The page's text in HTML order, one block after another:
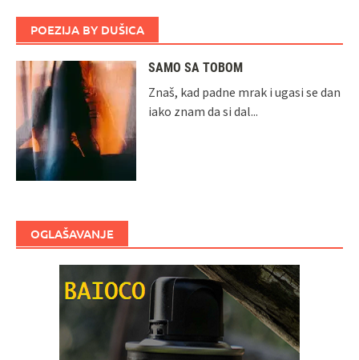
POEZIJA BY DUŠICA
SAMO SA TOBOM
Znaš, kad padne mrak i ugasi se dan
iako znam da si dal...
OGLAŠAVANJE